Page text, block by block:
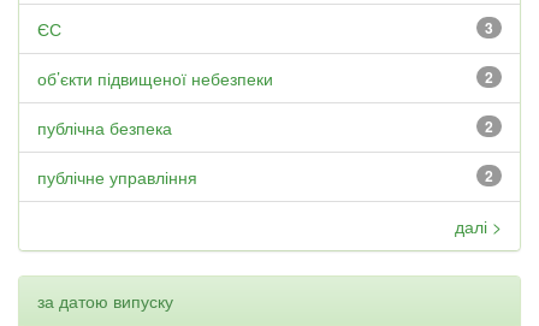
3
ЄС
2
об’єкти підвищеної небезпеки
2
публічна безпека
2
публічне управління
далі >
за датою випуску